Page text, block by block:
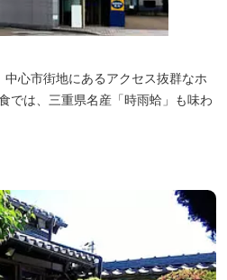
心市街地にあるアクセス抜群なホ
では、三重県名産「時雨蛤」も味わ